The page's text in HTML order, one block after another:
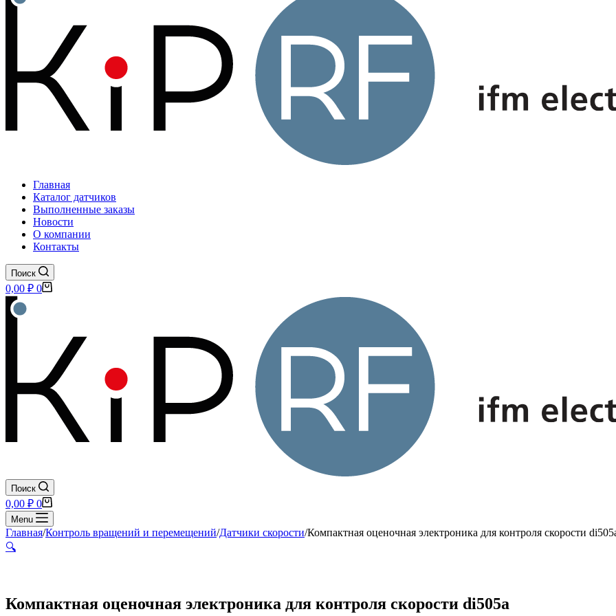
Главная
Каталог датчиков
Выполненные заказы
Новости
О компании
Контакты
Поиск
Корзина
0,00 ₽ 0
Поиск
Корзина
0,00 ₽ 0
Menu
Главная/Контроль вращений и перемещений/Датчики скорости/Компактная оценочная электроника для контроля скорости
🔍
Компактная оценочная электроника для контроля скорости di505a